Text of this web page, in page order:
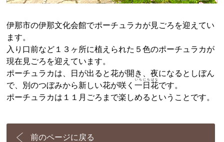
伊那市の伊那文化会館でポーチュラカが見ごろを迎えてい
ます。
入り口前など１３ヶ所に植えられた５色のポーチュラカが
現在見ごろを迎えています。
ポーチュラカは、日が出ると花が開き、夜になるとしぼん
で、別のつぼみから新しい花が咲く一日花
いちにちばな
です。
ポーチュラカは１１月ごろまで楽しめるということです。
前のページに戻る